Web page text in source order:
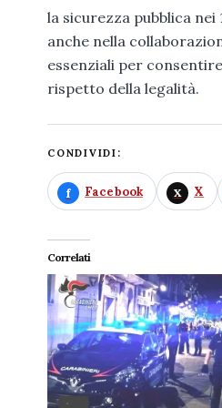
la sicurezza pubblica
anche nella
essenziali per
rispetto della legalità.
CONDIVIDI:
Facebook X
Correlati